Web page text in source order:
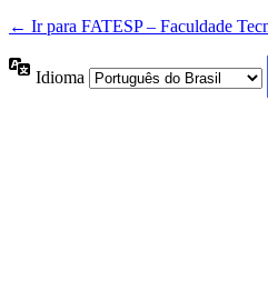
← Ir para FATESP – Faculdade
Idioma